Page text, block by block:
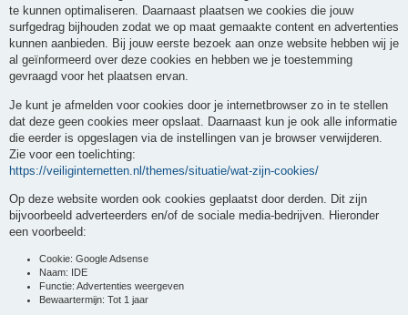
te kunnen optimaliseren. Daarnaast plaatsen we cookies die jouw
surfgedrag bijhouden zodat we op maat gemaakte content en advertenties
kunnen aanbieden. Bij jouw eerste bezoek aan onze website hebben wij je
al geïnformeerd over deze cookies en hebben we je toestemming
gevraagd voor het plaatsen ervan.
Je kunt je afmelden voor cookies door je internetbrowser zo in te stellen
dat deze geen cookies meer opslaat. Daarnaast kun je ook alle informatie
die eerder is opgeslagen via de instellingen van je browser verwijderen.
Zie voor een toelichting:
https://veiliginternetten.nl/themes/situatie/wat-zijn-cookies/
Op deze website worden ook cookies geplaatst door derden. Dit zijn
bijvoorbeeld adverteerders en/of de sociale media-bedrijven. Hieronder
een voorbeeld:
Cookie: Google Adsense
Naam: IDE
Functie: Advertenties weergeven
Bewaartermijn: Tot 1 jaar